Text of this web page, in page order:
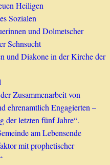
Heiligen
Sozialen
und Dolmetscher
Sehnsucht
und Diakone in der Kirche der
Zusammenarbeit von
ehrenamtlich Engagierten –
der letzten fünf Jahre“.
am Lebensende
mit prophetischer